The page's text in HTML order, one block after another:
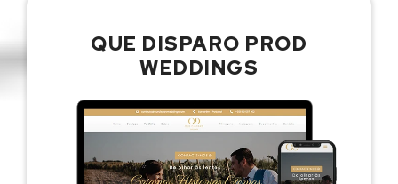
QUE DISPARO PROD
WEDDINGS